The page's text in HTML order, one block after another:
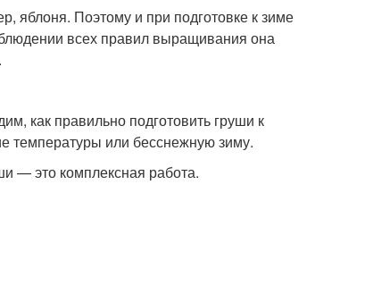
яблоня. Поэтому и при подготовке к зиме
всех правил выращивания она
как правильно подготовить груши к
температуры или бесснежную зиму.
— это комплексная работа.